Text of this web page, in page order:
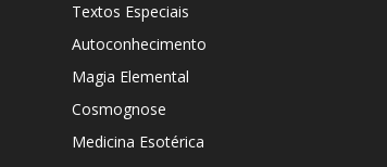
Textos Especiais
Autoconhecimento
Magia Elemental
Cosmognose
Medicina Esotérica